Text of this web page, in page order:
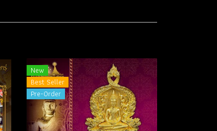
New
Best Seller
Pre-Order